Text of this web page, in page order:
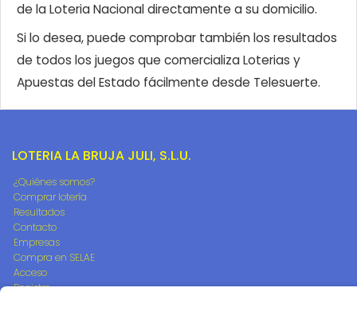
de la Loteria Nacional directamente a su domicilio.
Si lo desea, puede comprobar también los resultados
de todos los juegos que comercializa Loterias y
Apuestas del Estado fácilmente desde Telesuerte.
LOTERIA LA BRUJA JULI, S.L.U.
¿Quiénes somos?
Comprar lotería
Resultados
Contacto
Empresas
Compra en SELAE
Acceso
Registro